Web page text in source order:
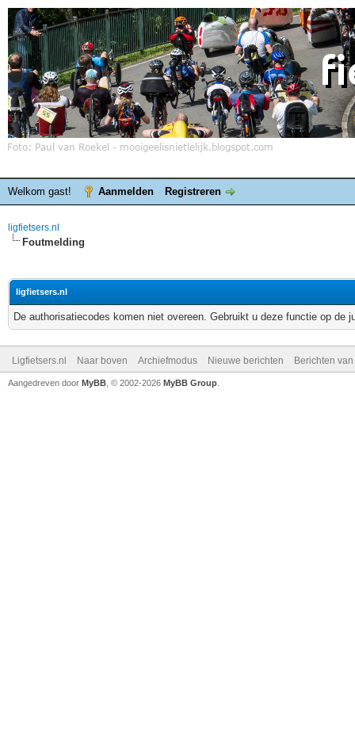
Welkom gast! Aanmelden Registreren
ligfietsers.nl
Foutmelding
ligfietsers.nl
De authorisatiecodes komen niet overeen. Gebruikt u deze functie op de
Ligfietsers.nl Naar boven Archiefmodus Nieuwe berichten Berichten
Aangedreven door MyBB , © 2002-2026 MyBB Group